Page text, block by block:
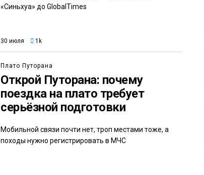
«Синьхуа» до GlobalTimes
30 июля 1k
Плато Путорана
Открой Путорана: почему
поездка на плато требует
серьёзной подготовки
Мобильной связи почти нет, троп местами тоже, а
походы нужно регистрировать в МЧС